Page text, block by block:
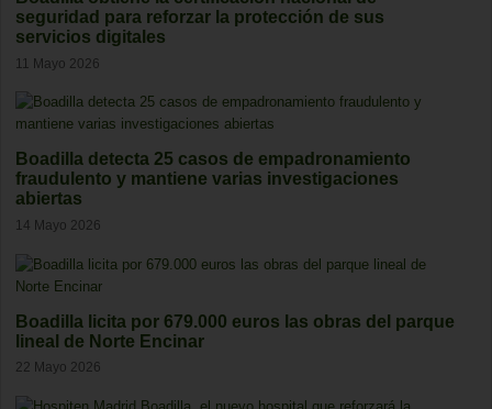
seguridad para reforzar la protección de sus
servicios digitales
11 Mayo 2026
Boadilla detecta 25 casos de empadronamiento
fraudulento y mantiene varias investigaciones
abiertas
14 Mayo 2026
Boadilla licita por 679.000 euros las obras del parque
lineal de Norte Encinar
22 Mayo 2026